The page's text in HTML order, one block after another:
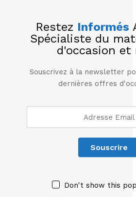
Cuisinière gaz 4 feux vifs
Restez Informés
Spécialiste du
d'occasion et
Souscrivez à la newsletter
dernières offres
Don't show this